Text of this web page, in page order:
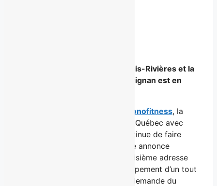
Une 3e succursale ouvre à Trois-Rivières et la
toute première à Chambly-Carignan est en
Éconofitness, la
plus grande chaîne de gyms au Québec avec
près de 75 établissements, continue de faire
bouger la province ! L’entreprise annonce
aujourd’hui l’ouverture d’une troisième adresse
trifluvienne ainsi que le développement d’un tout
premier gym à Chambly, où la demande du